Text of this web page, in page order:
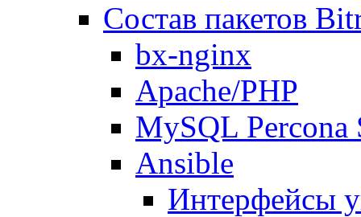
Состав пакетов
bx-nginx
Apache/PHP
MySQL Percona
Ansible
Интерфейсы